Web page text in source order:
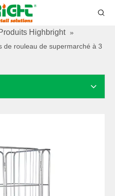
Highbright »
de rouleau de supermarché à 3